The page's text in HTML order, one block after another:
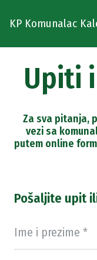
KP Komunalac
Upiti
Za sva pitanja,
vezi sa
putem online
Pošaljite upit